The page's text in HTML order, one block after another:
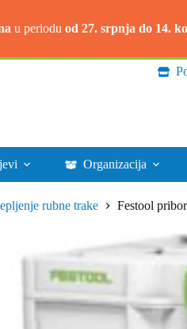
u periodu od 27. srpnja do 14.
Organizacija
rubne trake Festool